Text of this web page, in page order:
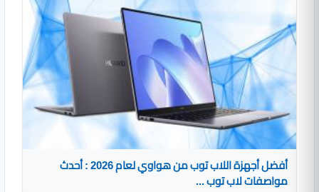
أفضل أجهزة اللاب توب من هواوي لعام 2026 : أحدث
مواصفات لاب توب ...